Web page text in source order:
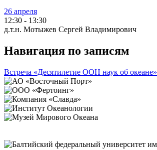
26 апреля
12:30 - 13:30
д.т.н. Мотыжев Сергей Владимирович
Навигация по записям
Встреча «Десятилетие ООН наук об океане»